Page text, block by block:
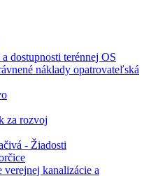
dostupnosti terénnej OS
náklady opatrovateľská
za rozvoj
- Žiadosti
verejnej kanalizácie a